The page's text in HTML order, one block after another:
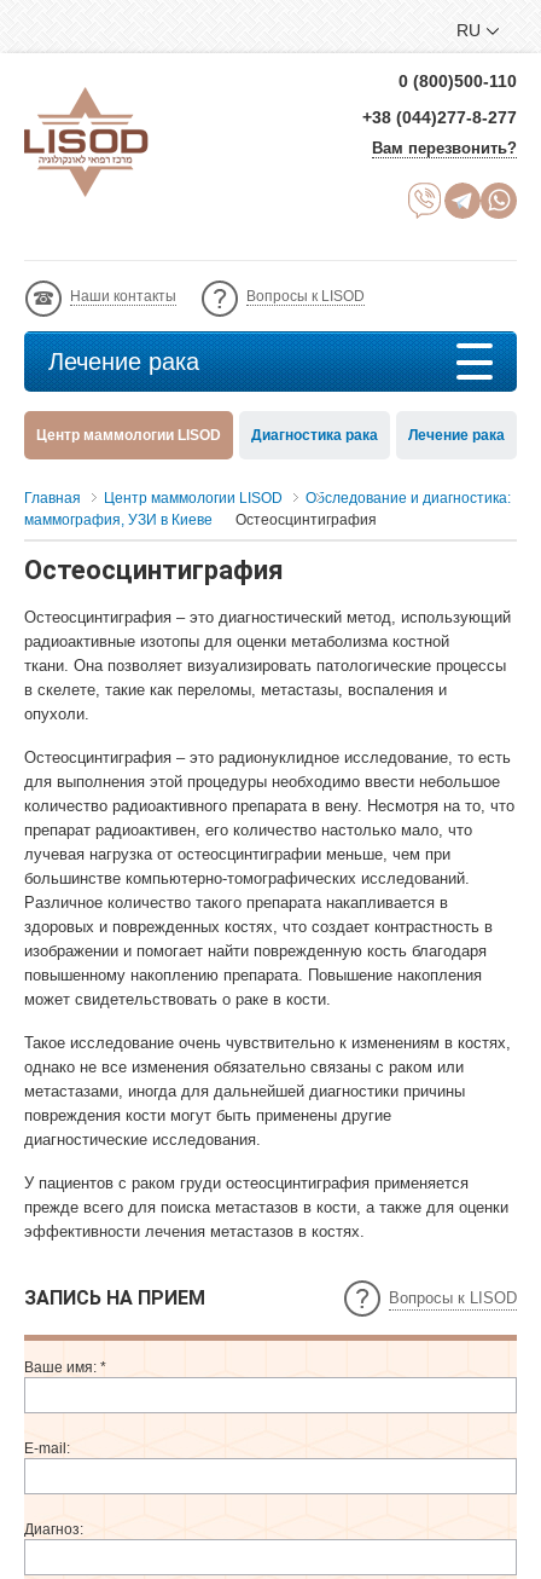
RU
0 (800)500-110
+38 (044)277-8-277
Вам перезвонить?
Наши контакты Вопросы к LISOD
Лечение рака
Центр маммологии LISOD Диагностика рака Лечение рака
Главная Центр маммологии LISOD
Обследование и диагностика:
маммография, УЗИ в Киеве
Остеосцинтиграфия
Остеосцинтиграфия
Остеосцинтиграфия – это диагностический метод, использующий
радиоактивные изотопы для оценки метаболизма костной
ткани. Она позволяет визуализировать патологические процессы
в скелете, такие как переломы, метастазы, воспаления и
опухоли.
Остеосцинтиграфия – это радионуклидное исследование, то есть
для выполнения этой процедуры необходимо ввести небольшое
количество радиоактивного препарата в вену. Несмотря на то, что
препарат радиоактивен, его количество настолько мало, что
лучевая нагрузка от остеосцинтиграфии меньше, чем при
большинстве компьютерно-томографических исследований.
Различное количество такого препарата накапливается в
здоровых и поврежденных костях, что создает контрастность в
изображении и помогает найти поврежденную кость благодаря
повышенному накоплению препарата. Повышение накопления
может свидетельствовать о раке в кости.
Такое исследование очень чувствительно к изменениям в костях,
однако не все изменения обязательно связаны с раком или
метастазами, иногда для дальнейшей диагностики причины
повреждения кости могут быть применены другие
диагностические исследования.
У пациентов с раком груди остеосцинтиграфия применяется
прежде всего для поиска метастазов в кости, а также для оценки
эффективности лечения метастазов в костях.
ЗАПИСЬ НА ПРИЕМ Вопросы к LISOD
Ваше имя: *
E-mail:
Диагноз: